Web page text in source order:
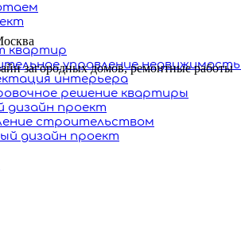
квартир
управление
интерьера
решение квартиры
дизайн проект
строительством
дизайн проект
загородных домов, ремонтные работы